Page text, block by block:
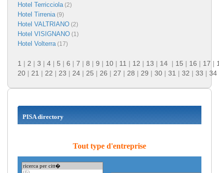
Hotel Terricciola (2)
Hotel Tirrenia (9)
Hotel VALTRIANO (2)
Hotel VISIGNANO (1)
Hotel Volterra (17)
1 | 2 | 3 | 4 | 5 | 6 | 7 | 8 | 9 | 10 | 11 | 12 | 13 | 14 | 15 | 16 | 17 |
20 | 21 | 22 | 23 | 24 | 25 | 26 | 27 | 28 | 29 | 30 | 31 | 32 | 33 | 34
PISA directory
Tout type d'entreprise